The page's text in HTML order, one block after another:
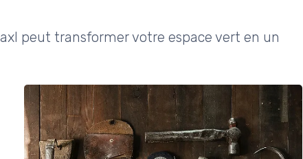
peut transformer votre espace vert en un